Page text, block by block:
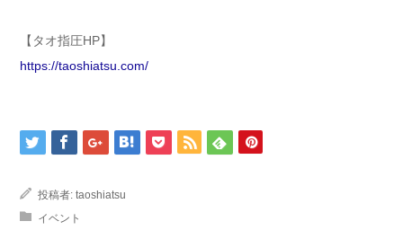
【タオ指圧HP】
https://taoshiatsu.com/
投稿者: taoshiatsu
イベント